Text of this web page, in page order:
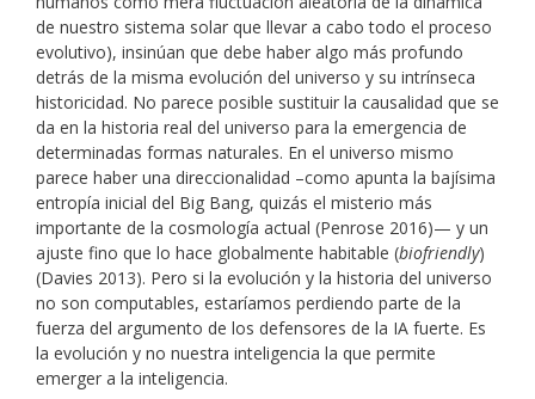
de nuestro sistema solar que llevar a cabo todo el proceso
evolutivo), insinúan que debe haber algo más profundo
detrás de la misma evolución del universo y su intrínseca
historicidad. No parece posible sustituir la causalidad que se
da en la historia real del universo para la emergencia de
determinadas formas naturales. En el universo mismo
parece haber una direccionalidad –como apunta la bajísima
entropía inicial del Big Bang, quizás el misterio más
importante de la cosmología actual (Penrose 2016)— y un
ajuste fino que lo hace globalmente habitable (biofriendly)
(Davies 2013). Pero si la evolución y la historia del universo
no son computables, estaríamos perdiendo parte de la
fuerza del argumento de los defensores de la IA fuerte. Es
la evolución y no nuestra inteligencia la que permite
emerger a la inteligencia.